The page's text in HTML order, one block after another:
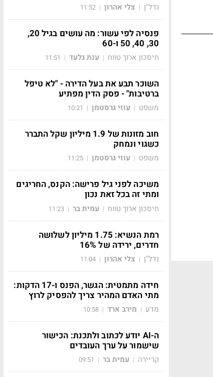
נדל"ן | צלי אהרון |
11:52
פנסיה לפי עשור: מה עושים בגיל 20,
30, 40, 50 ו-60
חיסכון ארוך טווח | ענת גלעד |
11:51
השוכר תבע את בעל הדירה - "לא טיפל
ברטיבות" - פסק הדין מפתיע
משפט | עוזי גרסטמן |
10:21
חוב מזונות של 1.9 מיליון שקל התברר
כשגוי ונמחק
משפט | עוזי גרסטמן |
11:25
משיכה לפני גיל פרישה: הקנס, החריגים
ומתי זה בכל זאת נכון
חיסכון ארוך טווח | עמית בר |
11:23
רמת הנשיא: 1.75 מיליון לשלושה
חדרים, ירידה של 16%
נדל"ן | צלי אהרון |
11:04
חידה מתמטית: הגשר, הפנס ו-17 הדקות:
מתי האדם המהיר צריך להפסיק לרוץ
מדע | מירב ארד |
10:58
ה-AI יודע לכתוב ולתכנת: הכישור
שישמור על ערך העובדים
קריירה | עמית בר |
09:51